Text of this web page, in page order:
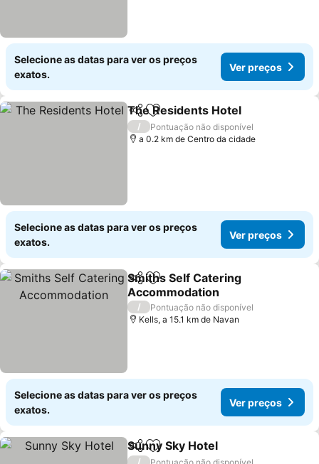
Selecione as datas para ver os preços
exatos.
Ver preços
PartilharAdicionar aos favoritos
The Residents Hotel
/
Pontuação não disponível
a 0.2 km de Centro da cidade
Selecione as datas para ver os preços
exatos.
Ver preços
PartilharAdicionar aos favoritos
Smiths Self Catering
Accommodation
Ver preços
/
Pontuação não disponível
Kells, a 15.1 km de Navan
Selecione as datas para ver os preços
exatos.
Ver preços
PartilharAdicionar aos favoritos
Sunny Sky Hotel
/
Pontuação não disponível